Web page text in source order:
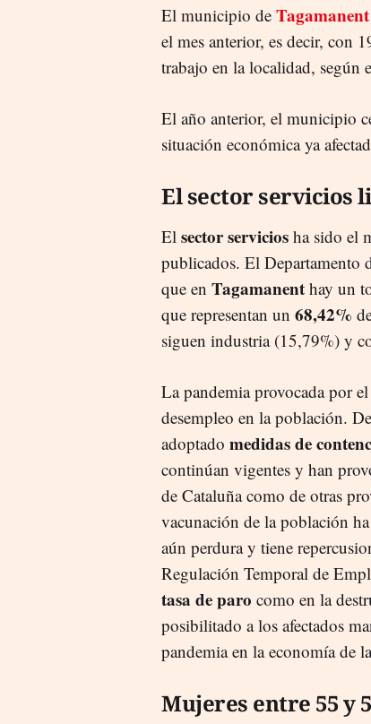
El municipio de Tagamanent
el mes anterior, es decir, con
trabajo en la localidad, según
El año anterior, el municipio
situación económica ya
El sector servicios
El sector servicios ha sido el
publicados. El Departamento
que en Tagamanent hay un
que representan un 68,42%
siguen industria (15,79%) y
La pandemia provocada por
desempleo en la población.
adoptado medidas de
continúan vigentes y han
de Cataluña como de otras
vacunación de la población
aún perdura y tiene
Regulación Temporal de
tasa de paro como en la
posibilitado a los afectados
pandemia en la economía de
Mujeres entre 55 y